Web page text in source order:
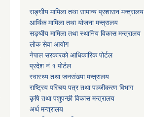
सङ्घीय मामिला तथा सामान्य प्रशासन मन्त्रालय
आर्थिक मामिला तथा योजना मन्त्रालय
सङ्घीय मामिला तथा स्थानिय विकास मन्त्रालय
लोक सेवा आयोग
नेपाल सरकारको आधिकारिक पोर्टल
प्रदेश नं १ पोर्टल
स्वास्थ्य तथा जनसंख्या मन्त्रालय
राष्ट्रिय परिचय पत्र तथा पञ्जीकरण विभाग
कृषि तथा पशुपन्छी विकास मन्त्रालय
अर्थ मन्त्रालय